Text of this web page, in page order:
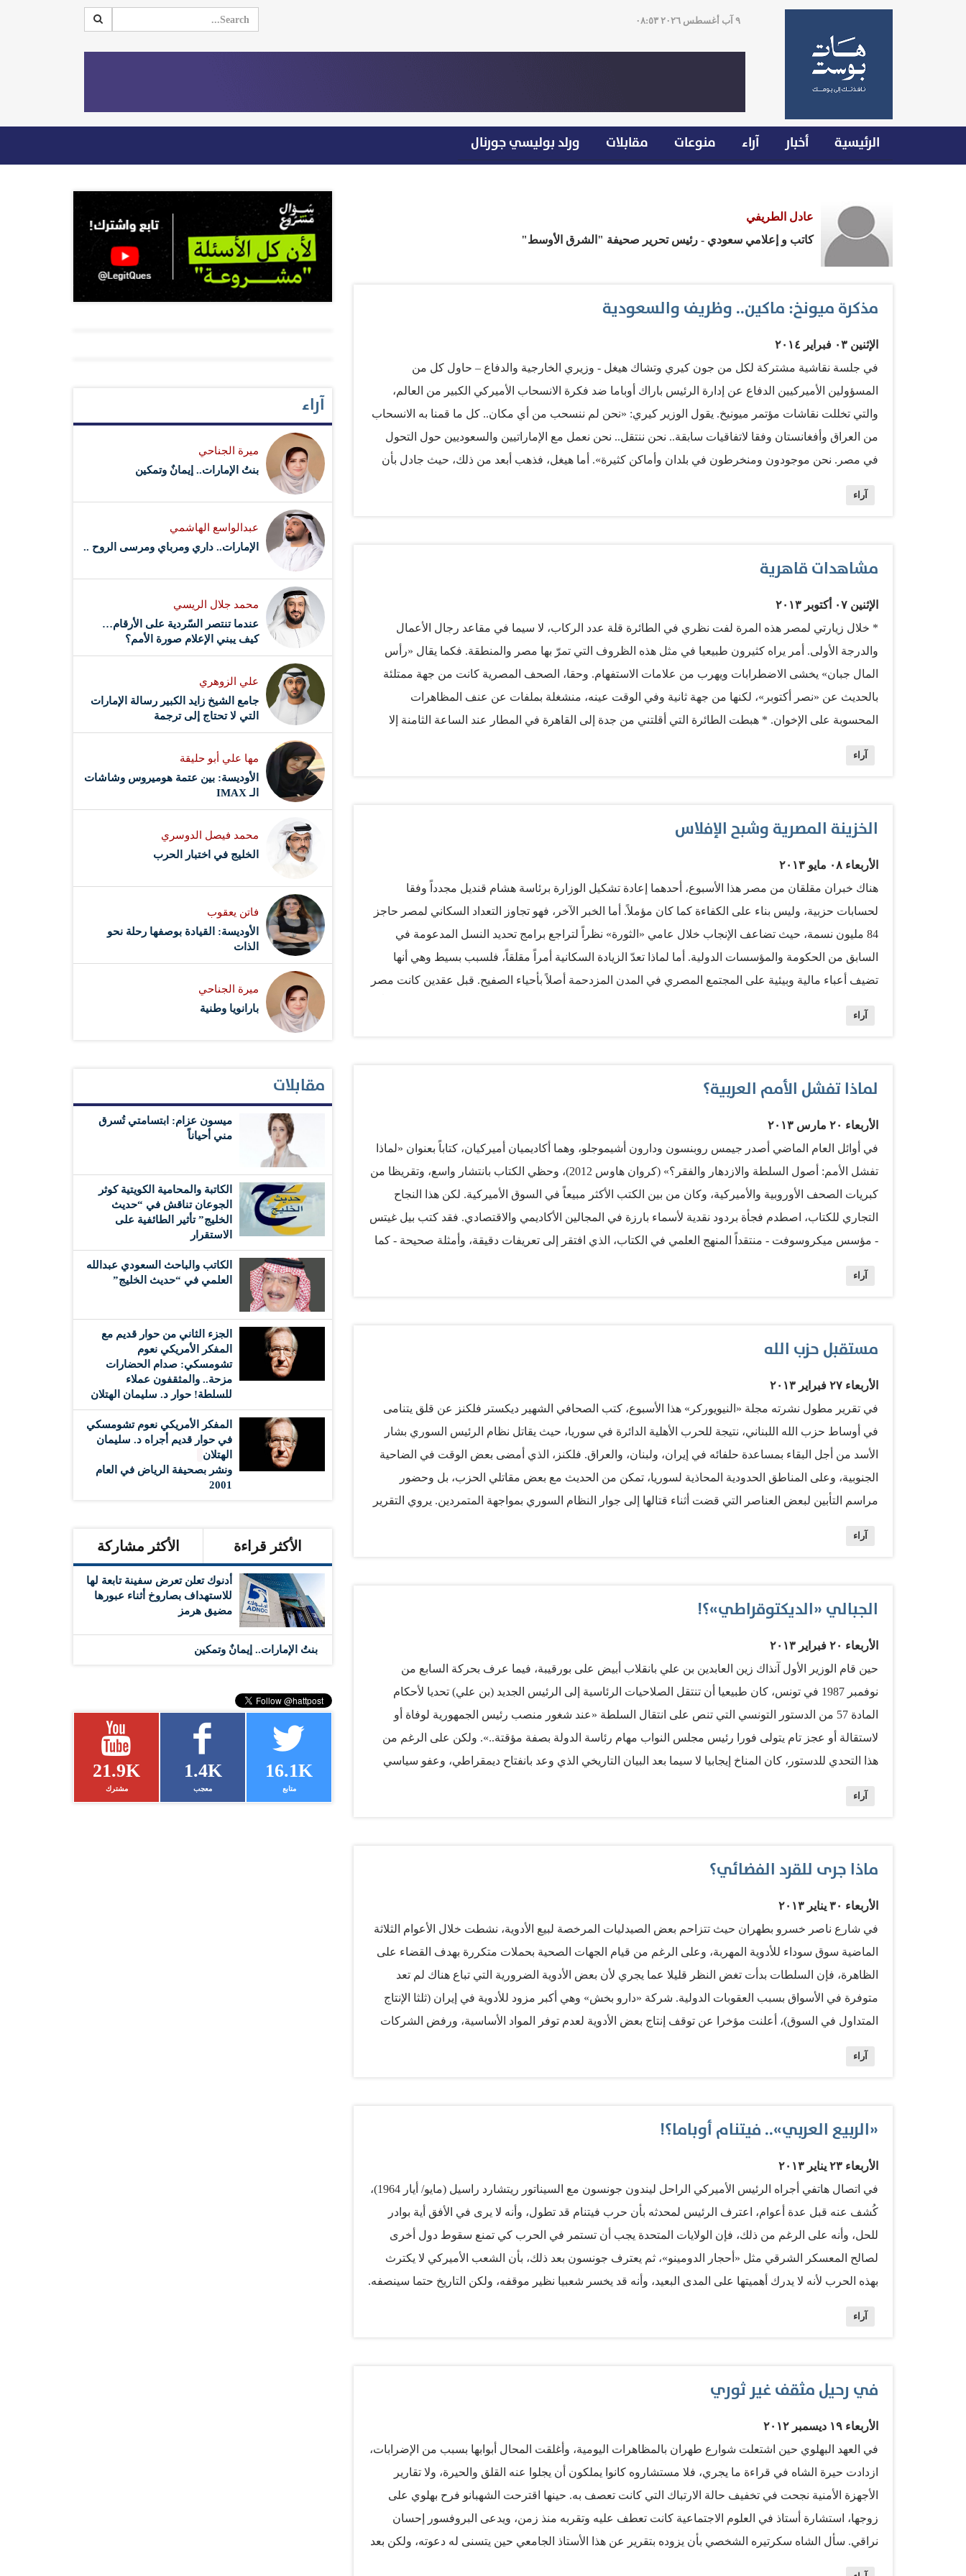
٩ آب أغسطس ٢٠٢٦ ٠٨:٥٣
الرئيسية أخبار آراء منوعات مقابلات ورلد بوليسي جورنال
عادل الطريفي
كاتب و إعلامي سعودي - رئيس تحرير صحيفة "الشرق الأوسط"
مذكرة ميونخ: ماكين.. وظريف والسعودية
الإثنين ٠٣ فبراير ٢٠١٤
في جلسة نقاشية مشتركة لكل من جون كيري وتشاك هيغل - وزيري الخارجية والدفاع – حاول كل من
المسؤولين الأميركيين الدفاع عن إدارة الرئيس باراك أوباما ضد فكرة الانسحاب الأميركي الكبير من العالم،
والتي تخللت نقاشات مؤتمر ميونيخ. يقول الوزير كيري: «نحن لم ننسحب من أي مكان.. كل ما قمنا به الانسحاب
من العراق وأفغانستان وفقا لاتفاقيات سابقة.. نحن ننتقل.. نحن نعمل مع الإماراتيين والسعوديين حول التحول
في مصر. نحن موجودون ومنخرطون في بلدان وأماكن كثيرة». أما هيغل، فذهب أبعد من ذلك، حيث جادل بأن
طريقهم الخاص.. حمدا للرب على أصدقائنا السعوديين، حيث دعموا المعارضة السورية في الوقت الذي فشلت
فيه محادثات جنيف». ماكين يستشعر أن إدارة أوباما تفرط في تفاؤلها بشأن التزام إيران بأي اتفاق نووي جاد،
وأنه يكفي النظر إلى تاريخ النظام المليء بالخداع لإدراك ذلك. بيد…
آراء
مشاهدات قاهرية
الإثنين ٠٧ أكتوبر ٢٠١٣
* خلال زيارتي لمصر هذه المرة لفت نظري في الطائرة قلة عدد الركاب، لا سيما في مقاعد رجال الأعمال
والدرجة الأولى. أمر يراه كثيرون طبيعيا في مثل هذه الظروف التي تمرّ بها مصر والمنطقة. فكما يقال «رأس
المال جبان» يخشى الاضطرابات ويهرب من علامات الاستفهام. وحقا، الصحف المصرية كانت من جهة ممتلئة
بالحديث عن «نصر أكتوبر»، لكنها من جهة ثانية وفي الوقت عينه، منشغلة بملفات عن عنف المظاهرات
المحسوبة على الإخوان. * هبطت الطائرة التي أقلتني من جدة إلى القاهرة في المطار عند الساعة الثامنة إلا
(ميكروباص) تنتقل في الحارات الجانبية لتلافي الإغلاق، وغالبا ما يلجأ إليها أولئك الذين علقوا في أماكن عملهم أو
زيارة الأهل والأصدقاء. كذلك المتاجر مغلقة منذ وقت مبكر. * في الصباح الباكر حضر الرئيس الانتقالي - أو
المؤقت - المستشار عدلي منصور مراسم الاحتفال بـ«نصر أكتوبر» بحضور وزير الدفاع…
آراء
الخزينة المصرية وشبح الإفلاس
الأربعاء ٠٨ مايو ٢٠١٣
هناك خبران مقلقان من مصر هذا الأسبوع، أحدهما إعادة تشكيل الوزارة برئاسة هشام قنديل مجدداً وفقا
لحسابات حزبية، وليس بناء على الكفاءة كما كان مؤملاً. أما الخبر الآخر، فهو تجاوز التعداد السكاني لمصر حاجز
84 مليون نسمة، حيث تضاعف الإنجاب خلال عامي «الثورة» نظراً لتراجع برامج تحديد النسل المدعومة في
السابق من الحكومة والمؤسسات الدولية. أما لماذا تعدّ الزيادة السكانية أمراً مقلقاً، فلسبب بسيط وهي أنها
تضيف أعباء مالية وبيئية على المجتمع المصري في المدن المزدحمة أصلاً بأحياء الصفيح. قبل عقدين كانت مصر
المائة من قيمتها منذ مطلع العام، فإن الحديث عن برنامج إصلاح اقتصادي لا يبدو ضرورياً فقط، بل مصيري أيضاً.
للأسف لا يبدو أن الحزب الحاكم اليوم - أو الجماعة إن شئت…
آراء
لماذا تفشل الأمم العربية؟
الأربعاء ٢٠ مارس ٢٠١٣
في أوائل العام الماضي أصدر جيمس روبنسون ودارون أشيموجلو، وهما أكاديميان أميركيان، كتاباً بعنوان «لماذا
تفشل الأمم: أصول السلطة والازدهار والفقر؟» (كروان هاوس 2012)، وحظي الكتاب بانتشار واسع، وتقريظا من
كبريات الصحف الأوروبية والأميركية، وكان من بين الكتب الأكثر مبيعاً في السوق الأميركية. لكن هذا النجاح
التجاري للكتاب، اصطدم فجأة بردود نقدية لأسماء بارزة في المجالين الأكاديمي والاقتصادي. فقد كتب بيل غيتس
- مؤسس ميكروسوفت - منتقداً المنهج العلمي في الكتاب، الذي افتقر إلى تعريفات دقيقة، وأمثلة صحيحة - كما
العام، وكان من أبرزها ما كتبه جيفري ساكس، الاقتصادي المعروف في جامعة كولومبيا، والذي وصف حجج
الكتاب وأمثلته بالبسيطة، والمضللة، والخاطئة في الكثير من الأحيان («الحكم، الجغرافيا، والنمو: روافد التنمية
الاقتصادية». فورن أفيرز، سبتمبر/ أكتوبر 2012). رد فعل المؤلفين هو أن غيتس «جاهل» في الشأن الأكاديمي،
فيما ساكس غاضب، لأنه يدحض نظريته…
آراء
مستقبل حزب الله
الأربعاء ٢٧ فبراير ٢٠١٣
في تقرير مطول نشرته مجلة «النيويوركر» هذا الأسبوع، كتب الصحافي الشهير ديكستر فلكنز عن قلق يتنامى
في أوساط حزب الله اللبناني، نتيجة للحرب الأهلية الدائرة في سوريا، حيث يقاتل نظام الرئيس السوري بشار
الأسد من أجل البقاء بمساعدة حلفائه في إيران، ولبنان، والعراق. فلكنز، الذي أمضى بعض الوقت في الضاحية
الجنوبية، وعلى المناطق الحدودية المحاذية لسوريا، تمكن من الحديث مع بعض مقاتلي الحزب، بل وحضور
مراسم التأبين لبعض العناصر التي قضت أثناء قتالها إلى جوار النظام السوري بمواجهة المتمردين. يروي التقرير
وجدل حول حرب النهايات، والموت دون التسليم بالواقع الجديد. لأكثر من عامين حاول حزب الله النأي بنفسه ـ
إعلامياً - عن مجريات الأحداث في الدولة الجارة، وفي حين أطلق زعيمه حسن نصرالله تصريحات داعمة للحليف
السوري بدعوى «المقاومة»، والتصدى لـ«العدو» الإسرائيلي، إلا أن تلك الخطب لم تنجح في تبرير موقفه…
آراء
الجبالي «الديكتوقراطي»؟!
الأربعاء ٢٠ فبراير ٢٠١٣
حين قام الوزير الأول آنذاك زين العابدين بن علي بانقلاب أبيض على بورقيبة، فيما عرف بحركة السابع من
نوفمبر 1987 في تونس، كان طبيعيا أن تنتقل الصلاحيات الرئاسية إلى الرئيس الجديد (بن علي) تحديا لأحكام
المادة 57 من الدستور التونسي التي تنص على انتقال السلطة «عند شغور منصب رئيس الجمهورية لوفاة أو
لاستقالة أو عجز تام يتولى فورا رئيس مجلس النواب مهام رئاسة الدولة بصفة مؤقتة..». ولكن على الرغم من
هذا التحدي للدستور، كان المناخ إيجابيا لا سيما بعد البيان التاريخي الذي وعد بانفتاح ديمقراطي، وعفو سياسي
منها - لمزاولة نشاطها المحظور أو التأسيس لأخرى جديدة. في حينها أجرت مجلة «المجلة» حوارا مع القيادي
الشاب في حركة الاتجاه، المهندس حمادي الجبالي، والذي كان عاد للتو من المنفى - أو توارى في أطراف البلد
كما يروي البعض - بعد صدور حكم…
آراء
ماذا جرى للقرد الفضائي؟
الأربعاء ٣٠ يناير ٢٠١٣
في شارع ناصر خسرو بطهران حيث تتزاحم بعض الصيدليات المرخصة لبيع الأدوية، نشطت خلال الأعوام الثلاثة
الماضية سوق سوداء للأدوية المهربة، وعلى الرغم من قيام الجهات الصحية بحملات متكررة بهدف القضاء على
الظاهرة، فإن السلطات بدأت تغض النظر قليلا عما يجري لأن بعض الأدوية الضرورية التي تباع هناك لم تعد
متوفرة في الأسواق بسبب العقوبات الدولية. شركة «دارو بخش» وهي أكبر مزود للأدوية في إيران (ثلثا الإنتاج
المتداول في السوق)، أعلنت مؤخرا عن توقف إنتاج بعض الأدوية لعدم توفر المواد الأساسية، ورفض الشركات
النظام الإيراني عبر أجهزته المتعددة قد أتقن مع مرور الوقت فنون التهريب، والالتفاف على العقوبات عبر تغيير
الأسماء وتبديل الوسطاء داخليا وخارجيا.. ولكن هناك من يجادل بأن العقوبات هذه المرة قد تكون لحظة فاصلة،
وهؤلاء يدللون على رأيهم بالآثار المهمة التي بدأت تظهر بوصفها نتيجة مباشرة للعقوبات. على سبيل المثال، أورد
تقرير برلماني…
آراء
«الربيع العربي».. فيتنام أوباما؟!
الأربعاء ٢٣ يناير ٢٠١٣
في اتصال هاتفي أجراه الرئيس الأميركي الراحل ليندون جونسون مع السيناتور ريتشارد راسيل (مايو/ أيار 1964)،
كُشف عنه قبل عدة أعوام، اعترف الرئيس لمحدثه بأن حرب فيتنام قد تطول، وأنه لا يرى في الأفق أية بوادر
للحل، وأنه على الرغم من ذلك، فإن الولايات المتحدة يجب أن تستمر في الحرب كي تمنع سقوط دول أخرى
لصالح المعسكر الشرقي مثل «أحجار الدومينو»، ثم يعترف جونسون بعد ذلك، بأن الشعب الأميركي لا يكترث
بهذه الحرب لأنه لا يدرك أهميتها على المدى البعيد، وأنه قد يخسر شعبيا نظير موقفه، ولكن التاريخ حتما سينصفه.
مهمة كرئيس. في استطلاع للرأي أجرته مؤسسة «غالوب» عن أكثر الرؤساء الأميركيين المعاصرين عظمة
مذلة، إذ لم تشفع للرئيس…
آراء
في رحيل مثقف غير ثوري
الأربعاء ١٩ ديسمبر ٢٠١٢
في العهد البهلوي حين اشتعلت شوارع طهران بالمظاهرات اليومية، وأغلقت المحال أبوابها بسبب من الإضرابات،
ازدادت حيرة الشاه في قراءة ما يجري، فلا مستشاروه كانوا يملكون أن يجلوا عنه القلق والحيرة، ولا تقارير
الأجهزة الأمنية نجحت في تخفيف حالة الارتباك التي كانت تعصف به. حينها اقترحت الشهبانو فرح بهلوي على
زوجها، استشارة أستاذ في العلوم الاجتماعية كانت تعطف عليه وتقربه منذ زمن، ويدعى البروفسور إحسان
نراقي. سأل الشاه سكرتيره الشخصي بأن يزوده بتقرير عن هذا الأستاذ الجامعي حين يتسنى له دعوته، ولكن بعد
آراء
ميرة الجناحي
بنتُ الإمارات.. إيمانٌ وتمكين
عبدالواسع الهاشمي
الإمارات.. داري ومرباي ومرسى الروح ..
محمد جلال الريسي
عندما تنتصر السّردية على الأرقام…
كيف يبني الإعلام صورة الأمم؟
علي الزوهري
جامع الشيخ زايد الكبير رسالة الإمارات
التي لا تحتاج إلى ترجمة
مها علي أبو حليقة
الأوديسة: بين عتمة هوميروس وشاشات
الـ IMAX
محمد فيصل الدوسري ​
‏الخليج في اختبار الحرب
فاتن يعقوب
الأوديسة: القيادة بوصفها رحلة نحو
الذات
ميرة الجناحي
بارانويا وطنية
مقابلات
ميسون عزام: ابتسامتي تُسرق
مني أحياناً
الكاتبة والمحامية الكويتية كوثر
الجوعان تناقش في “حديث
الخليج” تأثير الطائفية على
الاستقرار
الكاتب والباحث السعودي عبدالله
العلمي في “حديث الخليج”
الجزء الثاني من حوار قديم مع
المفكر الأمريكي نعوم
تشومسكي: صدام الحضارات
مزحة.. والمثقفون عملاء
للسلطة! حوار د. سليمان الهتلان
المفكر الأمريكي نعوم تشومسكي
في حوار قديم أجراه د. سليمان
الهتلان
ونشر بصحيفة الرياض في العام
2001
الأكثر قراءة الأكثر مشاركة
أدنوك تعلن تعرض سفينة تابعة لها
للاستهداف بصاروخ أثناء عبورها
مضيق هرمز
بنتُ الإمارات.. إيمانٌ وتمكين
21.9K
مشترك
1.4K
معجب
16.1K
متابع